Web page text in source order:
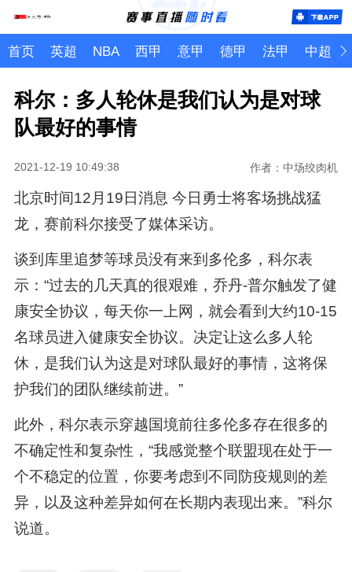
首页 英超 NBA 西甲 意甲 德甲 法甲 中超
科尔：多人轮休是我们认为是对球
队最好的事情
2021-12-19 10:49:38 作者：中场绞肉机
北京时间12月19日消息 今日勇士将客场挑战猛
龙，赛前科尔接受了媒体采访。
谈到库里追梦等球员没有来到多伦多，科尔表
示：“过去的几天真的很艰难，乔丹-普尔触发了健
康安全协议，每天你一上网，就会看到大约10-15
名球员进入健康安全协议。决定让这么多人轮
休，是我们认为这是对球队最好的事情，这将保
护我们的团队继续前进。”
此外，科尔表示穿越国境前往多伦多存在很多的
不确定性和复杂性，“我感觉整个联盟现在处于一
个不稳定的位置，你要考虑到不同防疫规则的差
异，以及这种差异如何在长期内表现出来。”科尔
说道。